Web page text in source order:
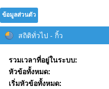
ข้อมูลส่วนตัว
สถิติทั่วไป - กิ้ว
รวมเวลาที่อยู่ในระบบ:
หัวข้อทั้งหมด:
เริ่มหัวข้อทั้งหมด: